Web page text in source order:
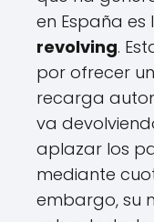
en España es
revolving.
por ofrecer
recarga
va
aplazar los
mediante
embargo, su